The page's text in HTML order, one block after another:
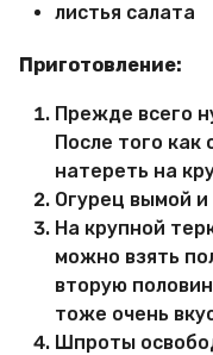
листья салата
Приготовление:
Прежде всего
После того как
натереть на
Огурец вымой
На крупной
можно взять
вторую
тоже очень
Шпроты